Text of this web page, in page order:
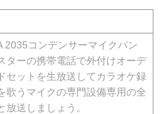
2035コンデンサーマイクパン
ターの携帯電話で外付けオーデ
セットを生放送してカラオケ録
歌うマイクの専門設備専用の全
放送しましょう。